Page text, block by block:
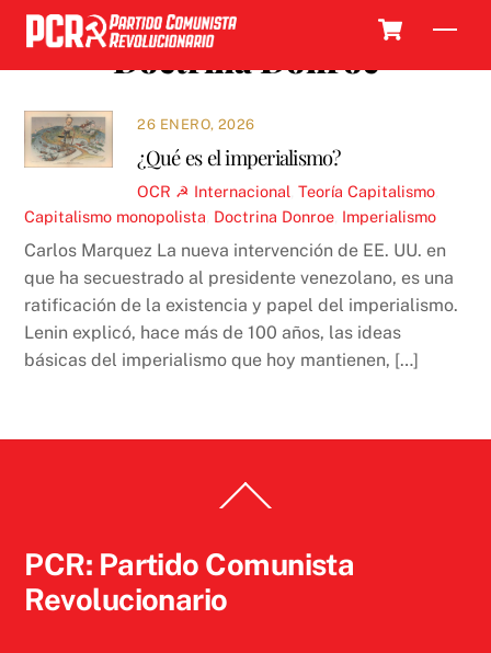
Skip
content
Doctrina Donroe
26 ENERO, 2026
¿Qué es el imperialismo?
OCR ☭ Internacional ,Teoría Capitalismo
Capitalismo monopolista Doctrina Donroe Imperialismo
Carlos Marquez La nueva intervención de EE. UU. en
que ha secuestrado al presidente venezolano, es una
ratificación de la existencia y papel del imperialismo.
Lenin explicó, hace más de 100 años, las ideas
básicas del imperialismo que hoy mantienen, […]
To
PCR: Partido Comunista
Revolucionario